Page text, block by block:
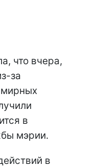
что вчера,
за
мирных
в
мэрии.
в